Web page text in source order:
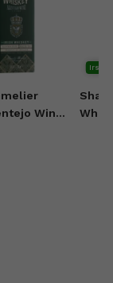
Wine
Irski